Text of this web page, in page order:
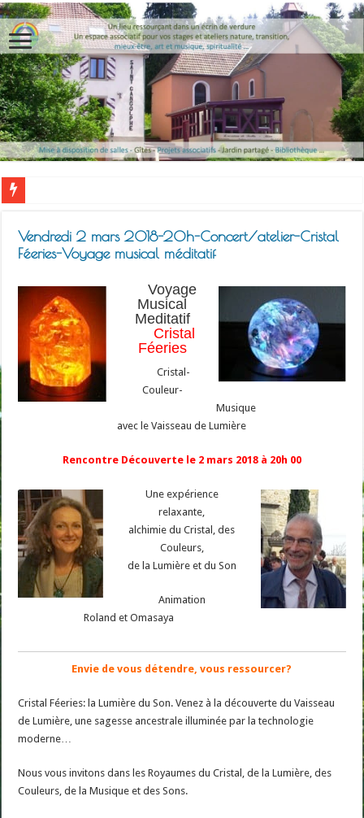
Vendredi 2 mars 2018-20h-Concert/atelier-Cristal
Féeries-Voyage musical méditatif
Voyage
Musical
Meditatif
Cristal
Féeries
Cristal-
Couleur-
Musique
avec le Vaisseau de Lumière
Rencontre Découverte le 2 mars 2018 à 20h 00
Une expérience
relaxante,
alchimie du Cristal, des
Couleurs,
de la Lumière et du Son
Animation
Roland et Omasaya
Envie de vous détendre, vous ressourcer?
Cristal Féeries: la Lumière du Son. Venez à la découverte du Vaisseau
de Lumière, une sagesse ancestrale illuminée par la technologie
moderne…
Nous vous invitons dans les Royaumes du Cristal, de la Lumière, des
Couleurs, de la Musique et des Sons.